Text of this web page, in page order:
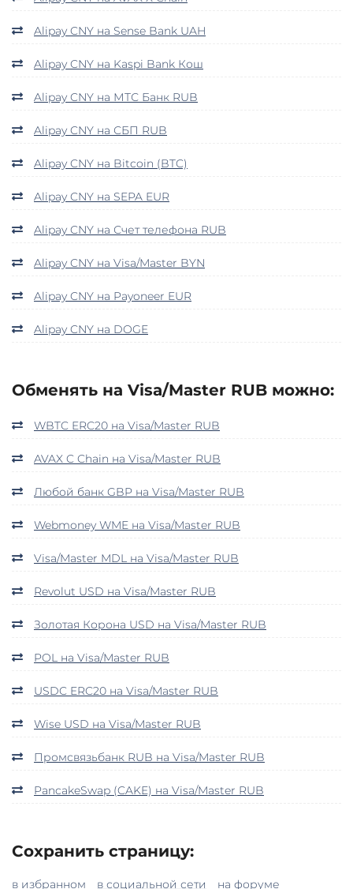
Alipay CNY на Sense Bank UAH
Alipay CNY на Kaspi Bank Кош
Alipay CNY на МТС Банк RUB
Alipay CNY на СБП RUB
Alipay CNY на Bitcoin (BTC)
Alipay CNY на SEPA EUR
Alipay CNY на Счет телефона RUB
Alipay CNY на Visa/Master BYN
Alipay CNY на Payoneer EUR
Alipay CNY на DOGE
Обменять на Visa/Master RUB можно:
WBTC ERC20 на Visa/Master RUB
AVAX C Chain на Visa/Master RUB
Любой банк GBP на Visa/Master RUB
Webmoney WME на Visa/Master RUB
Visa/Master MDL на Visa/Master RUB
Revolut USD на Visa/Master RUB
Золотая Корона USD на Visa/Master RUB
POL на Visa/Master RUB
USDC ERC20 на Visa/Master RUB
Wise USD на Visa/Master RUB
Промсвязьбанк RUB на Visa/Master RUB
PancakeSwap (CAKE) на Visa/Master RUB
Сохранить страницу:
в избранном в социальной сети
на форуме